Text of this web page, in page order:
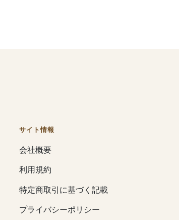
サイト情報
会社概要
利用規約
特定商取引に基づく記載
プライバシーポリシー